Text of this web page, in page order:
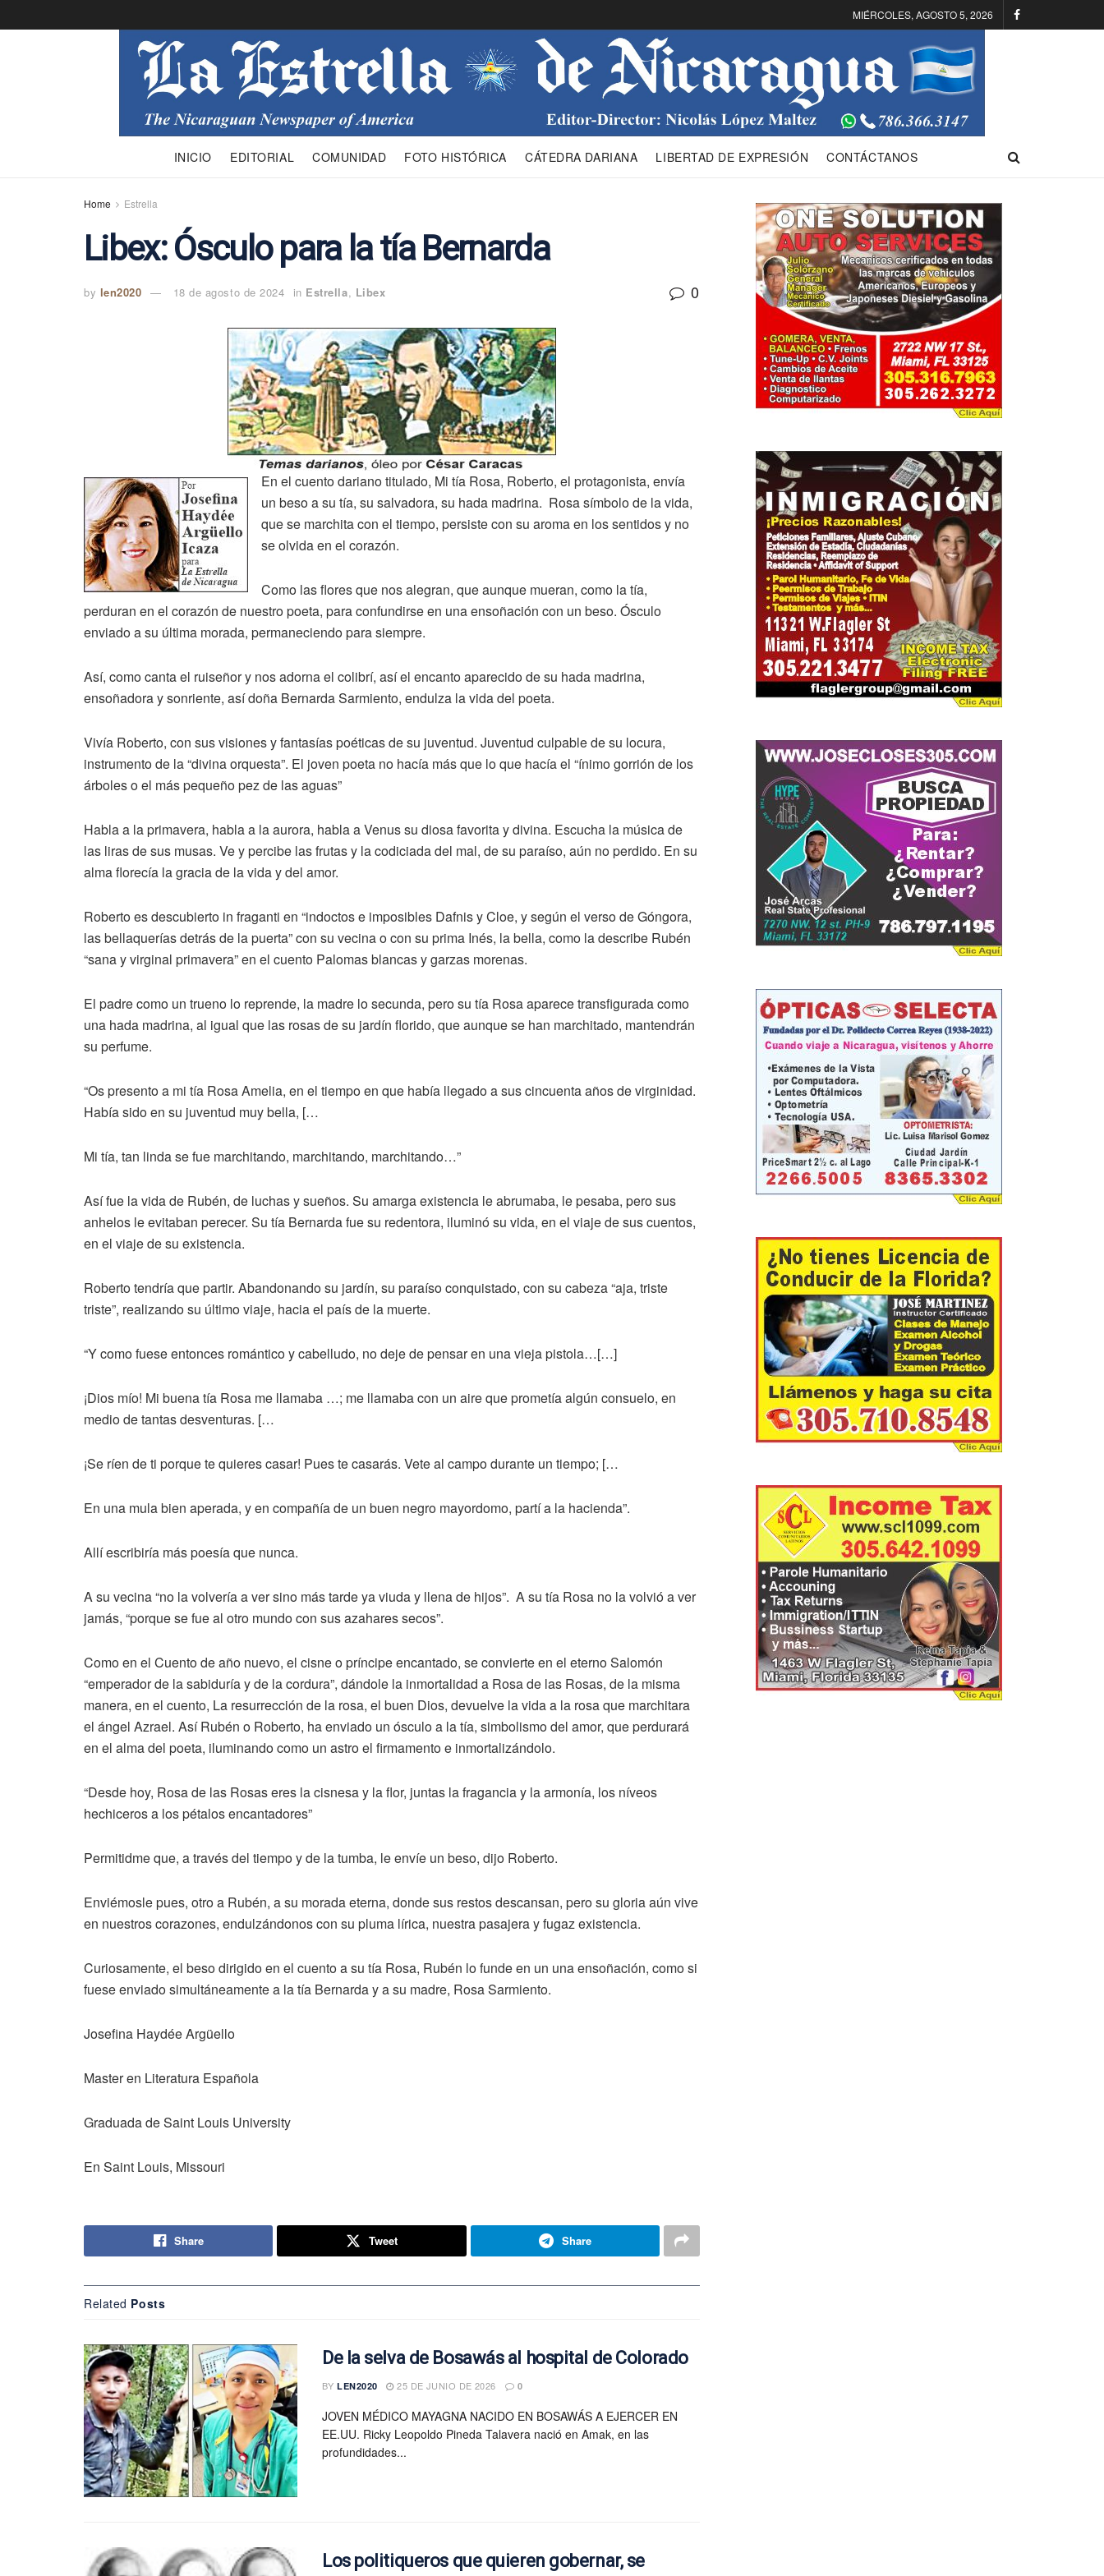
MIÉRCOLES, AGOSTO 5, 2026
INICIO EDITORIAL COMUNIDAD FOTO HISTÓRICA CÁTEDRA DARIANA LIBERTAD DE EXPRESIÓN CONTÁCTANOS
Home Estrella
Libex: Ósculo para la tía Bernarda
by len2020 18 de agosto de 2024 in Estrella, Libex 0
En el cuento dariano titulado, Mi tía Rosa, Roberto, el protagonista, envía
un beso a su tía, su salvadora, su hada madrina. Rosa símbolo de la vida,
que se marchita con el tiempo, persiste con su aroma en los sentidos y no
se olvida en el corazón.
Como las flores que nos alegran, que aunque mueran, como la tía,
perduran en el corazón de nuestro poeta, para confundirse en una ensoñación con un beso. Ósculo
enviado a su última morada, permaneciendo para siempre.
Así, como canta el ruiseñor y nos adorna el colibrí, así el encanto aparecido de su hada madrina,
ensoñadora y sonriente, así doña Bernarda Sarmiento, endulza la vida del poeta.
Vivía Roberto, con sus visiones y fantasías poéticas de su juventud. Juventud culpable de su locura,
instrumento de la “divina orquesta”. El joven poeta no hacía más que lo que hacía el “ínimo gorrión de los
árboles o el más pequeño pez de las aguas”
Habla a la primavera, habla a la aurora, habla a Venus su diosa favorita y divina. Escucha la música de
las liras de sus musas. Ve y percibe las frutas y la codiciada del mal, de su paraíso, aún no perdido. En su
alma florecía la gracia de la vida y del amor.
Roberto es descubierto in fraganti en “indoctos e imposibles Dafnis y Cloe, y según el verso de Góngora,
las bellaquerías detrás de la puerta” con su vecina o con su prima Inés, la bella, como la describe Rubén
“sana y virginal primavera” en el cuento Palomas blancas y garzas morenas.
El padre como un trueno lo reprende, la madre lo secunda, pero su tía Rosa aparece transfigurada como
una hada madrina, al igual que las rosas de su jardín florido, que aunque se han marchitado, mantendrán
su perfume.
“Os presento a mi tía Rosa Amelia, en el tiempo en que había llegado a sus cincuenta años de virginidad.
Había sido en su juventud muy bella, […
Mi tía, tan linda se fue marchitando, marchitando, marchitando…”
Así fue la vida de Rubén, de luchas y sueños. Su amarga existencia le abrumaba, le pesaba, pero sus
anhelos le evitaban perecer. Su tía Bernarda fue su redentora, iluminó su vida, en el viaje de sus cuentos,
en el viaje de su existencia.
Roberto tendría que partir. Abandonando su jardín, su paraíso conquistado, con su cabeza “aja, triste
triste”, realizando su último viaje, hacia el país de la muerte.
“Y como fuese entonces romántico y cabelludo, no deje de pensar en una vieja pistola…[…]
¡Dios mío! Mi buena tía Rosa me llamaba …; me llamaba con un aire que prometía algún consuelo, en
medio de tantas desventuras. […
¡Se ríen de ti porque te quieres casar! Pues te casarás. Vete al campo durante un tiempo; […
En una mula bien aperada, y en compañía de un buen negro mayordomo, partí a la hacienda”.
Allí escribiría más poesía que nunca.
A su vecina “no la volvería a ver sino más tarde ya viuda y llena de hijos”. A su tía Rosa no la volvió a ver
jamás, “porque se fue al otro mundo con sus azahares secos”.
Como en el Cuento de año nuevo, el cisne o príncipe encantado, se convierte en el eterno Salomón
“emperador de la sabiduría y de la cordura”, dándole la inmortalidad a Rosa de las Rosas, de la misma
manera, en el cuento, La resurrección de la rosa, el buen Dios, devuelve la vida a la rosa que marchitara
el ángel Azrael. Así Rubén o Roberto, ha enviado un ósculo a la tía, simbolismo del amor, que perdurará
en el alma del poeta, iluminando como un astro el firmamento e inmortalizándolo.
“Desde hoy, Rosa de las Rosas eres la cisnesa y la flor, juntas la fragancia y la armonía, los níveos
hechiceros a los pétalos encantadores”
Permitidme que, a través del tiempo y de la tumba, le envíe un beso, dijo Roberto.
Enviémosle pues, otro a Rubén, a su morada eterna, donde sus restos descansan, pero su gloria aún vive
en nuestros corazones, endulzándonos con su pluma lírica, nuestra pasajera y fugaz existencia.
Curiosamente, el beso dirigido en el cuento a su tía Rosa, Rubén lo funde en un una ensoñación, como si
fuese enviado simultáneamente a la tía Bernarda y a su madre, Rosa Sarmiento.
Josefina Haydée Argüello
Master en Literatura Española
Graduada de Saint Louis University
En Saint Louis, Missouri
Share Tweet Share
Related Posts
De la selva de Bosawás al hospital de Colorado
BY LEN2020 25 DE JUNIO DE 2026 0
JOVEN MÉDICO MAYAGNA NACIDO EN BOSAWÁS A EJERCER EN
EE.UU. Ricky Leopoldo Pineda Talavera nació en Amak, en las
profundidades...
Los politiqueros que quieren gobernar, se